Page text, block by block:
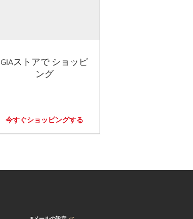
GIAストアで ショッピ
ング
今すぐショッピングする